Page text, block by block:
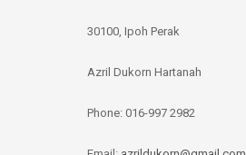
30100, Ipoh Perak
Azril Dukorn Hartanah
Phone: 016-997 2982